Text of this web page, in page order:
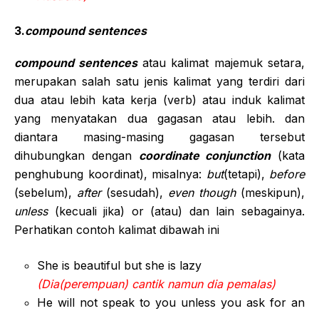
3.compound sentences
compound sentences atau kalimat majemuk setara,
merupakan salah satu jenis kalimat yang terdiri dari
dua atau lebih kata kerja (verb) atau induk kalimat
yang menyatakan dua gagasan atau lebih. dan
diantara masing-masing gagasan tersebut
dihubungkan dengan coordinate conjunction(kata
penghubung koordinat), misalnya: but(tetapi), before
(sebelum), after(sesudah), even though(meskipun),
unless(kecuali jika) or (atau) dan lain sebagainya.
Perhatikan contoh kalimat dibawah ini
She is beautiful but she is lazy
(Dia(perempuan) cantik namun dia pemalas)
He will not speak to you unless you ask for an